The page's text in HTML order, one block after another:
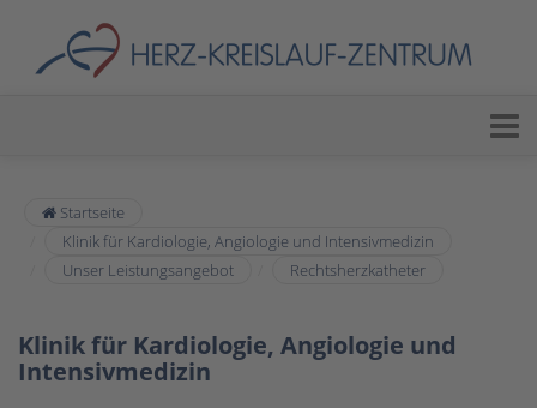
Startseite
Klinik für Kardiologie, Angiologie und Intensivmedizin
Unser Leistungsangebot
Rechtsherzkatheter
Klinik für Kardiologie, Angiologie und
Intensivmedizin